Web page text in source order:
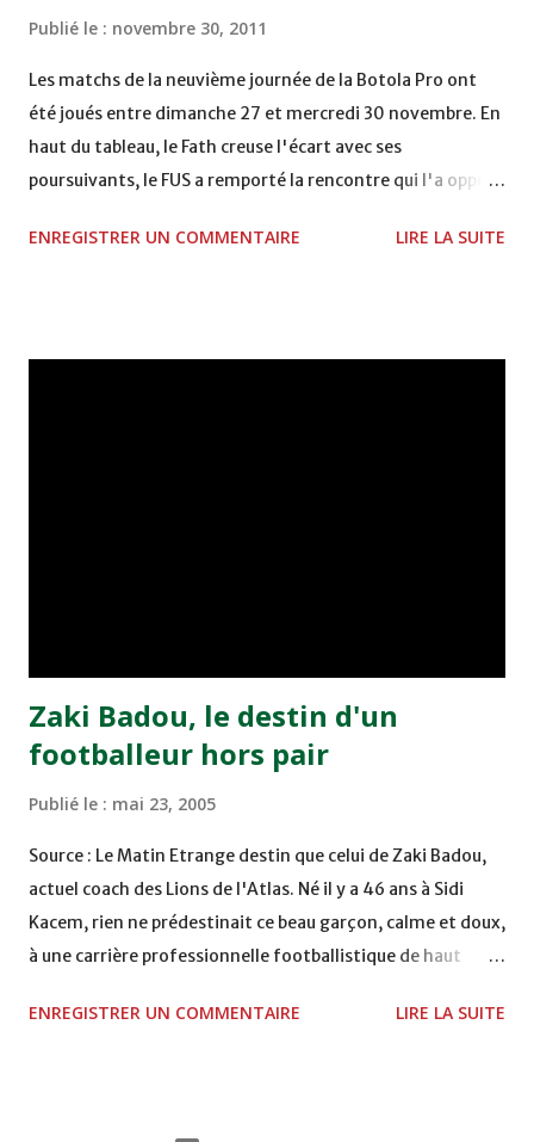
Publié le : novembre 30, 2011
Les matchs de la neuvième journée de la Botola Pro ont
été joués entre dimanche 27 et mercredi 30 novembre. En
haut du tableau, le Fath creuse l'écart avec ses
poursuivants, le FUS a remporté la rencontre qui l'a opposé
2, Badr Kachani a ouvert la marque à la 38e pour les
ENREGISTRER UN COMMENTAIRE LIRE LA SUITE
Zaki Badou, le destin d'un
footballeur hors pair
Publié le : mai 23, 2005
Source : Le Matin Etrange destin que celui de Zaki Badou,
actuel coach des Lions de l'Atlas. Né il y a 46 ans à Sidi
Kacem, rien ne prédestinait ce beau garçon, calme et doux,
à une carrière professionnelle footballistique de haut
également féru des armes, le jeune Zaki aura sa première
ENREGISTRER UN COMMENTAIRE LIRE LA SUITE